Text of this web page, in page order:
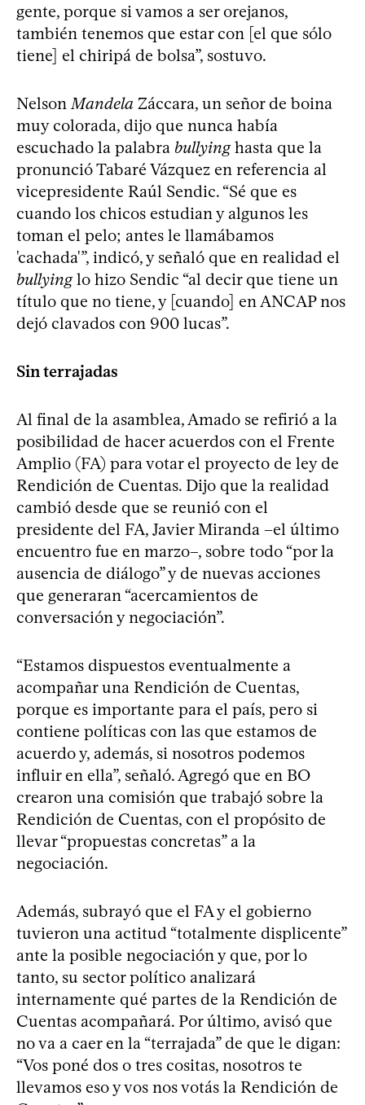
gente, porque si vamos a ser orejanos,
también tenemos que estar con [el que sólo
tiene] el chiripá de bolsa”, sostuvo.
Nelson Mandela Záccara, un señor de boina
muy colorada, dijo que nunca había
escuchado la palabra bullyinghasta que la
pronunció Tabaré Vázquez en referencia al
vicepresidente Raúl Sendic. “Sé que es
cuando los chicos estudian y algunos les
toman el pelo; antes le llamábamos
'cachada'”, indicó, y señaló que en realidad el
bullyinglo hizo Sendic “al decir que tiene un
título que no tiene, y [cuando] en ANCAP nos
dejó clavados con 900 lucas”.
Sin terrajadas
Al final de la asamblea, Amado se refirió a la
posibilidad de hacer acuerdos con el Frente
Amplio (FA) para votar el proyecto de ley de
Rendición de Cuentas. Dijo que la realidad
cambió desde que se reunió con el
presidente del FA, Javier Miranda –el último
encuentro fue en marzo–, sobre todo “por la
ausencia de diálogo” y de nuevas acciones
que generaran “acercamientos de
conversación y negociación”.
“Estamos dispuestos eventualmente a
acompañar una Rendición de Cuentas,
porque es importante para el país, pero si
contiene políticas con las que estamos de
acuerdo y, además, si nosotros podemos
influir en ella”, señaló. Agregó que en BO
crearon una comisión que trabajó sobre la
Rendición de Cuentas, con el propósito de
llevar “propuestas concretas” a la
negociación.
Además, subrayó que el FA y el gobierno
tuvieron una actitud “totalmente displicente”
ante la posible negociación y que, por lo
tanto, su sector político analizará
internamente qué partes de la Rendición de
Cuentas acompañará. Por último, avisó que
no va a caer en la “terrajada” de que le digan:
“Vos poné dos o tres cositas, nosotros te
llevamos eso y vos nos votás la Rendición de